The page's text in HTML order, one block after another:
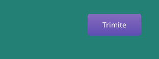
Trimite